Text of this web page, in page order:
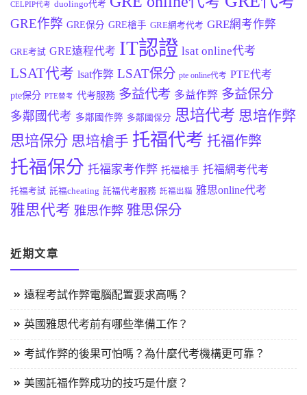
CELPIP代考 duolingo代考
GRE作弊 GRE保分 GRE槍手 GRE網考代考 GRE網考作弊
GRE考試 GRE遠程代考 IT認證 lsat online代考
LSAT代考 lsat作弊 LSAT保分 pte online代考 PTE代考
pte保分 PTE替考 代考服務 多益代考 多益作弊 多益保分
多鄰國代考 多鄰國作弊 多鄰國保分 思培代考 思培作弊
思培保分 思培槍手 托福代考 托福作弊
托福保分 托福家考作弊 托福槍手 托福網考代考
托福考試 託福cheating 託福代考服務 託福出貓 雅思online代考
雅思代考 雅思作弊 雅思保分
近期文章
遠程考試作弊電腦配置要求高嗎？
英國雅思代考前有哪些準備工作？
考試作弊的後果可怕嗎？為什麼代考機構更可靠？
美國託福作弊成功的技巧是什麼？